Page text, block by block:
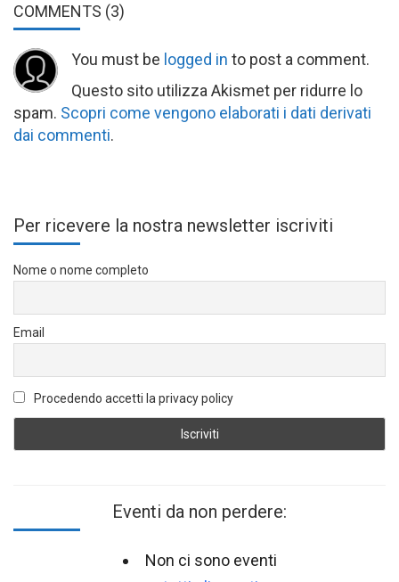
COMMENTS (3)
You must be logged in to post a comment.
Questo sito utilizza Akismet per ridurre lo
spam. Scopri come vengono elaborati i dati derivati
dai commenti.
Per ricevere la nostra newsletter iscriviti
Nome o nome completo
Email
Procedendo accetti la privacy policy
Eventi da non perdere:
Non ci sono eventi